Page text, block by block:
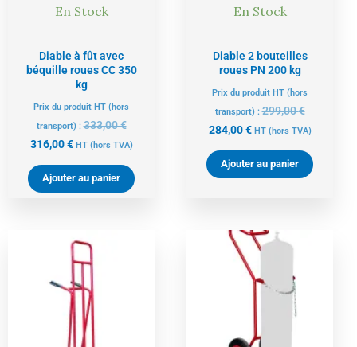
En Stock
Diable à fût avec
béquille roues CC 350
kg
Prix du produit HT (hors
transport) :333,00€
316,00€ HT (hors TVA)
Ajouter au panier
En Stock
Diable 2 bouteilles
roues PN 200 kg
Prix du produit HT (hors
transport) :299,00€
284,00€ HT (hors TVA)
Ajouter au panier
Le
prix
actuel
est :
318,00 €.
Le
prix
actuel
est :
324,00 €.